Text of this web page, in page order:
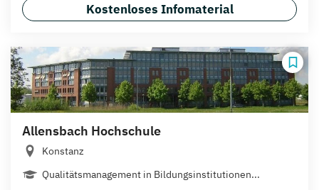
Kostenloses Infomaterial
Allensbach Hochschule
Konstanz
Qualitätsmanagement in Bildungsinstitutionen...